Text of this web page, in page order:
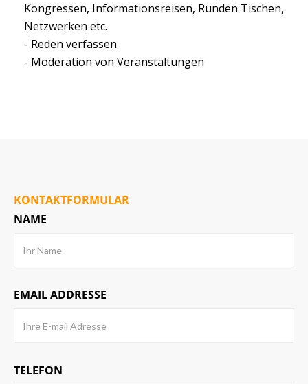
Kongressen, Informationsreisen, Runden Tischen,
Netzwerken etc.
- Reden verfassen
- Moderation von Veranstaltungen
KONTAKTFORMULAR
NAME
EMAIL ADDRESSE
TELEFON